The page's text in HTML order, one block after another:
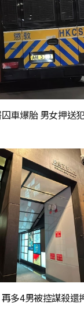
車爆胎 男女押送
多4男被控謀殺還